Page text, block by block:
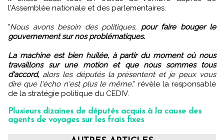
l'Assemblée nationale et des parlementaires.
"Nous avons besoin des politiques, pour faire bouger le
gouvernement sur nos problématiques.
La machine est bien huilée, à partir du moment où nous
travaillons sur une motion et que nous sommes tous
d'accord,alors les députés la présentent et je peux vous
dire que l'écho n'est plus le même," révèle la responsable
de la stratégie politique du CEDIV.
Plusieurs dizaines de députés acquis à la cause des
agents de voyages sur les frais fixes